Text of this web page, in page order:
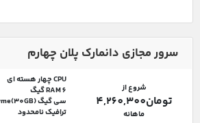
سرور مجازی دانمارک پلان چهارم
CPU چهار هسته ای
RAM 6 گیگ
سی گیگ Nvme(30GB)
ترافیک نامحدود
شروع از
تومان4,260,300
ماهانه